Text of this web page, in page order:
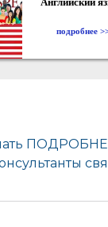
подробнее